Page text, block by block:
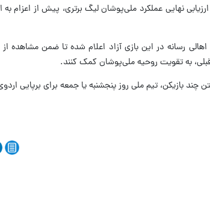
نهایی عملکرد ملی‌پوشان لیگ برتری، پیش از اعزام به
رسانه در این بازی آزاد اعلام شده تا ضمن مشاهده
به تقویت روحیه ملی‌پوشان کمک کنند.
بازیکن، تیم ملی روز پنجشنبه یا جمعه برای برپایی